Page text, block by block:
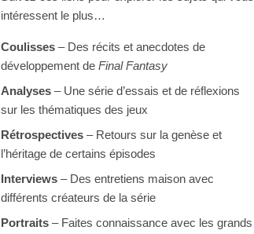
intéressent le plus…
Coulisses– Des récits et anecdotes de
développement de Final Fantasy
Analyses– Une série d’essais et de réflexions
sur les thématiques des jeux
Rétrospectives– Retours sur la genèse et
l’héritage de certains épisodes
Interviews– Des entretiens maison avec
différents créateurs de la série
Portraits– Faites connaissance avec les grands